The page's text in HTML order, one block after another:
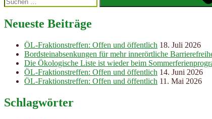
Neueste Beiträge
ÖL-Fraktionstreffen: Offen und öffentlich 18. Juli 2026
Bordsteinabsenkungen für mehr innerörtliche
Die Ökologische Liste ist wieder beim
ÖL-Fraktionstreffen: Offen und öffentlich 14. Juni 2026
ÖL-Fraktionstreffen: Offen und öffentlich 11. Mai 2026
Schlagwörter